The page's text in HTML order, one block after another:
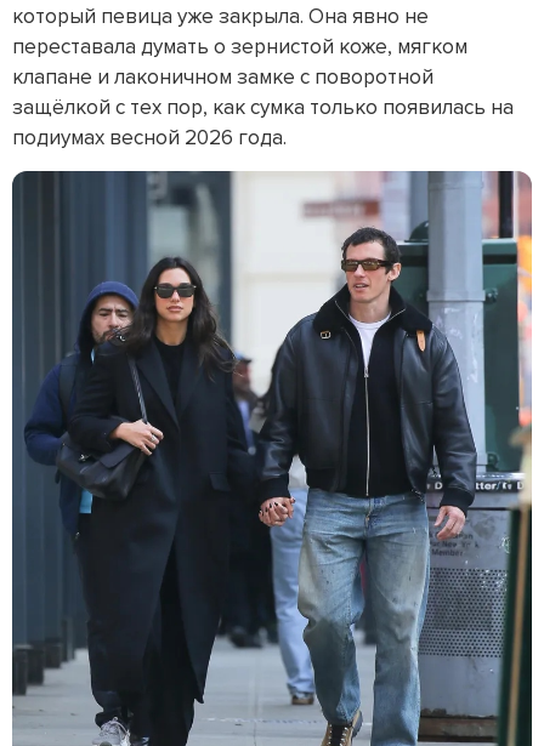
который певица уже закрыла. Она явно не
переставала думать о зернистой коже, мягком
клапане и лаконичном замке с поворотной
защёлкой с тех пор, как сумка только появилась на
подиумах весной 2026 года.